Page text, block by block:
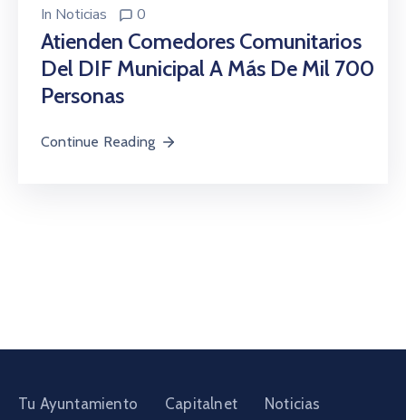
In Noticias 0
Atienden Comedores Comunitarios
Del DIF Municipal A Más De Mil 700
Personas
Continue Reading
Tu Ayuntamiento Capitalnet Noticias